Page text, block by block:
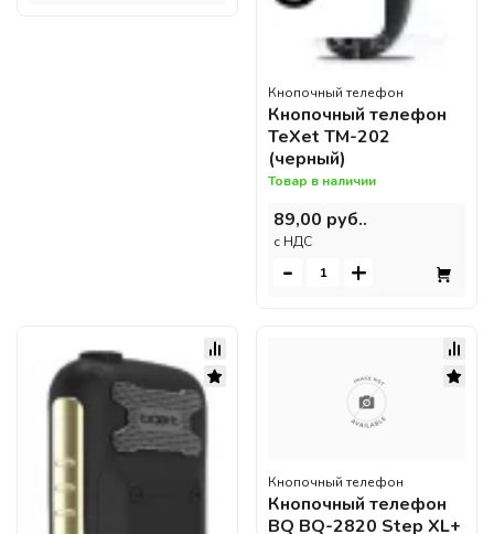
Кнопочный телефон
Кнопочный телефон
TeXet TM-202
(черный)
Товар в наличии
89,00 руб..
c НДС
- +
Кнопочный телефон
Кнопочный телефон
BQ BQ-2820 Step XL+